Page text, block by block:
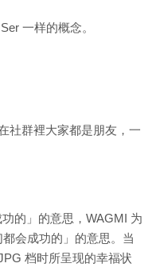
一样的概念。
社群裡大家都是朋友，一
的」的意思，WAGMI 为
会成功的」的意思。当
档时所呈现的幸福状